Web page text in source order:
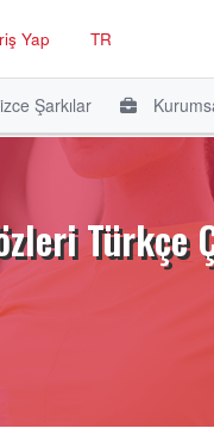
Yap TR
Şarkılar
Türkçe